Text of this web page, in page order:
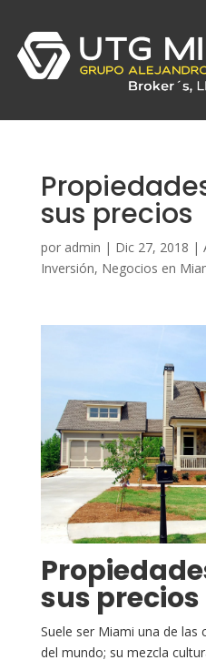
sus precios
por admin | Dic 27, 2018 |
Inversión, Negocios en
sus precios
Suele ser Miami una de las
del mundo; su mezcla